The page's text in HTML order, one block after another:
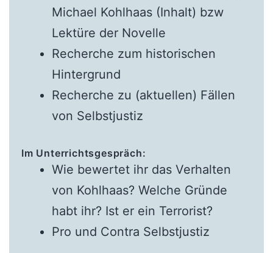
Michael Kohlhaas (Inhalt) bzw
Lektüre der Novelle
Recherche zum historischen
Hintergrund
Recherche zu (aktuellen) Fällen
von Selbstjustiz
Im Unterrichtsgespräch:
Wie bewertet ihr das Verhalten
von Kohlhaas? Welche Gründe
habt ihr? Ist er ein Terrorist?
Pro und Contra Selbstjustiz